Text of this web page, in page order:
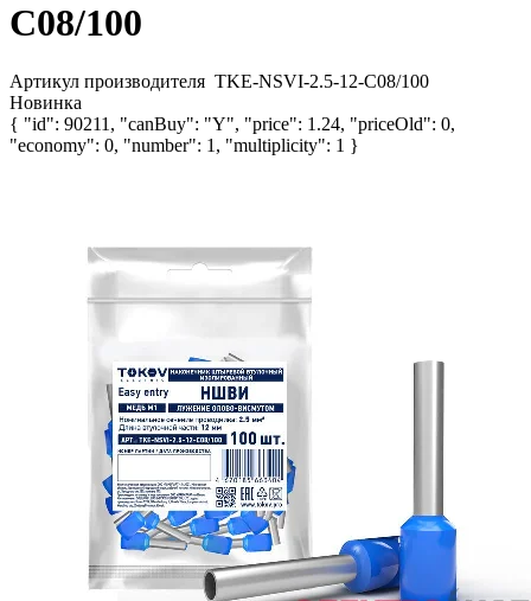
C08/100
Артикул производителя TKE-NSVI-2.5-12-C08/100
Новинка
{ "id": 90211, "canBuy": "Y", "price": 1.24, "priceOld": 0,
"economy": 0, "number": 1, "multiplicity": 1 }